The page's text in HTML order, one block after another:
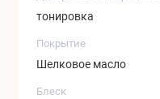
тонировка
Покрытие
Шелковое масло
Блеск